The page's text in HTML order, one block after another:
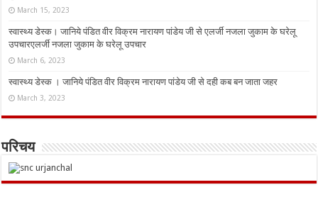
March 15, 2023
स्वास्थ्य डेस्क। जानिये पंडित वीर विक्रम नारायण पांडेय जी से एलर्जी नजला जुकाम के घरेलू
उपचारएलर्जी नजला जुकाम के घरेलू उपचार
March 6, 2023
स्वास्थ्य डेस्क । जानिये पंडित वीर विक्रम नारायण पांडेय जी से दही कब बन जाता जहर
March 3, 2023
परिचय